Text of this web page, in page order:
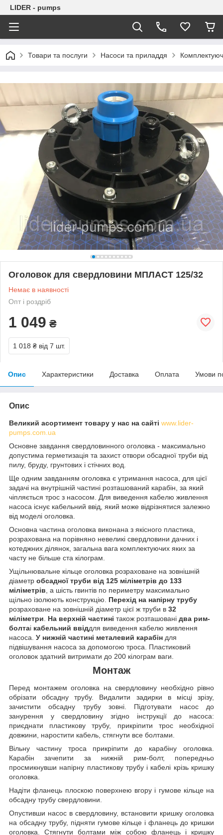
LIDER - pumps
Товари та послуги Насоси та приладдя
Оголовок для свердловини МПЛАСТ 125/32
Немає в наявності
Опт і роздріб
1 049 ₴
1 018 ₴ від 7 шт.
Опис Характеристики Доставка Оплата Умови
Опис
Великий асортимент товару у нас на сайті www.lider-
pumps.com.ua
Основне завдання свердловинного оголовка - максимально
допустима герметизація та захист отвори обсадної труби від
пилу, бруду, грунтових і стічних вод.
Ще одним завданням оголовка є утримання насоса, для цієї
задачі на внутрішній частині розташований карабін, за який
чіпляється трос з насосом. Для виведення кабелю живлення
насоса існує кабельний ввід, який може відрізнятися залежно
від моделі оголовка.
Основна частина оголовка виконана з якісного пластика,
розрахована на порівняно невеликі свердловини дачних і
котеджних ділянок, загальна вага комплектуючих яких за
часту не більше ста кілограм.
Ущільнювальне кільце оголовка розраховане на зовнішній
діаметр обсадної труби від 125 міліметрів до 133
міліметрів , а шість гвинтів по периметру максимально
щільно ізолюють конструкцію. Перехід на напірну трубу
розраховане на зовнішній діаметр цієї ж труби в 32
міліметри
На верхній частині також розташовані два рим-
болтаі кабельний ввіддля виведення кабелю живлення
насоса. У нижній частині металевий карабін для
підвішування насоса за допомогою троса. Пластиковий
оголовок здатний витримати до 200 кілограм ваги.
Монтаж
Перед монтажем оголовка на свердловину необхідно рівно
обрізати обсадну трубу. Видалити задирки в місці зрізу,
зачистити обсадну трубу зовні. Підготувати насос до
занурення у свердловину згідно інструкції до насоса:
приєднати пластикову трубу, прикріпити трос необхідної
довжини, наростити кабель, стягнути все болтами.
Вільну частину троса прикріпити до карабіну оголовка.
Карабін зачепити за нижній рим-болт, попередньо
просмикнувши напірну пластикову трубу і кабелі крізь кришку
оголовка.
Надіти фланець плоскою поверхнею вгору і гумове кільце на
обсадну трубу свердловини.
Опустивши насос в свердловину, встановити кришку оголовка
на обсадну трубу, підняти гумове кільце і фланець до кришки
оголовка. Стягнути болтами між собою фланець і кришку